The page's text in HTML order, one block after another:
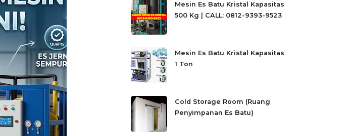
Mesin Es Batu Kristal Kapasitas
500 Kg | CALL: 0812-9393-9523
Mesin Es Batu Kristal Kapasitas
1 Ton
Cold Storage Room (Ruang
Penyimpanan Es Batu)